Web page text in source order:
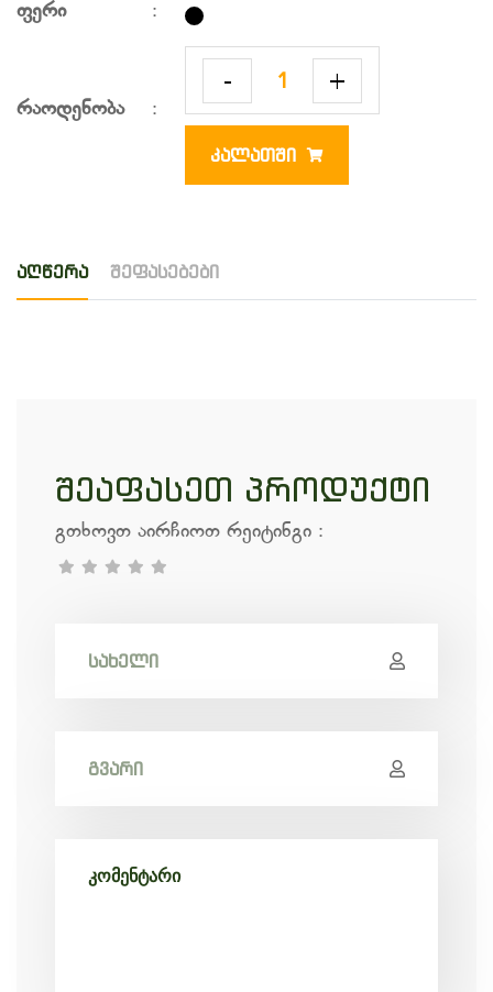
ფერი :
რაოდენობა :
- +
ᲙᲐᲚᲐᲗᲨᲘ
აღწერა შეფასებები
შეაფასეთ პროდუქტი
გთხოვთ აირჩიოთ რეიტინგი :